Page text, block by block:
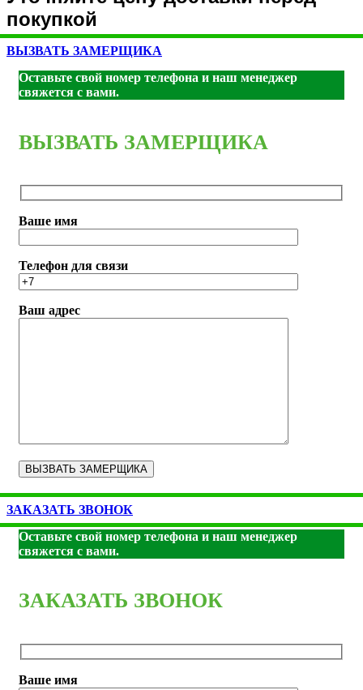
покупкой
ВЫЗВАТЬ ЗАМЕРЩИКА
Оставьте свой номер телефона и наш менеджер
свяжется с вами.
ВЫЗВАТЬ ЗАМЕРЩИКА
Ваше имя
Телефон для связи
Ваш адрес
ЗАКАЗАТЬ ЗВОНОК
Оставьте свой номер телефона и наш менеджер
свяжется с вами.
ЗАКАЗАТЬ ЗВОНОК
Ваше имя